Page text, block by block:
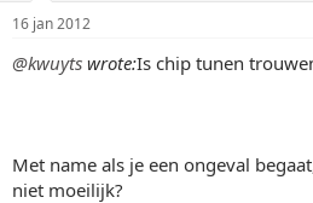
16 jan 2012
@kwuyts wrote:Is chip tunen
Met name als je een ongeval
niet moeilijk?